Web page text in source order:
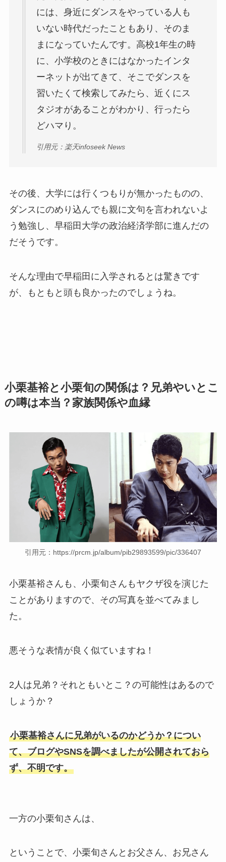
には、身近にダンスをやっている人も
いない時代だったこともあり、そのま
まになっていたんです。高校1年生の時
に、小学校のときにはなかったインタ
ーネットが出てきて、そこでダンスを
習いたくて検索してみたら、近くにス
タジオがあることがわかり、行ったら
どハマり。
引用元：楽天infoseek News
その後、大学には行くつもりが無かったものの、
ダンスにのめり込んでも親に文句を言われないよ
う勉強し、早稲田大学の政治経済学部に進んだの
だそうです。
そんな理由で早稲田に入学されるとは驚きです
が、もともと頭も良かったのでしょうね。
小栗基裕と小栗旬の関係は？兄弟やいとこ
の噂は本当？家族関係や血縁
引用元：https://prcm.jp/album/pib29893599/pic/336407
小栗基裕さんも、小栗旬さんもヤクザ役を演じた
ことがありますので、その写真を並べてみまし
た。
悪そうな表情が良く似ていますね！
2人は兄弟？それともいとこ？の可能性はあるので
しょうか？
小栗基裕さんに兄弟がいるのかどうか？につい
て、ブログやSNSを調べましたが公開されておら
ず、不明です。
一方の小栗旬さんは、
ということで、小栗旬さんとお父さん、お兄さん